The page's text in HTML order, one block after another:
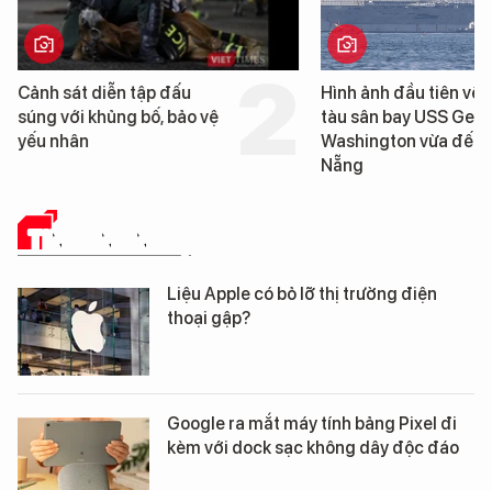
Hình ảnh đầu tiên về siêu
tàu sân bay USS George
Washington vừa đến Đà
Cận cảnh chiến
tống tàu sân
George
TIN CÔNG NGHỆ
Liệu Apple có bỏ lỡ thị trường điện
thoại gập?
Google ra mắt máy tính bảng Pixel đi
kèm với dock sạc không dây độc đáo